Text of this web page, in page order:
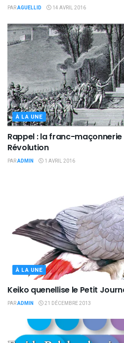
PARAGUELLID 14 AVRIL 2016
À LA UNE
Rappel : la franc-
Révolution
PARADMIN 1 AVRIL 2016
À LA UNE
Keiko quenellise le Petit
PARADMIN 21 DÉCEMBRE 2013